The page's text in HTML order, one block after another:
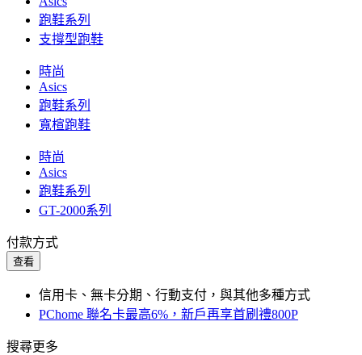
跑鞋系列
支撐型跑鞋
時尚
Asics
跑鞋系列
寬楦跑鞋
時尚
Asics
跑鞋系列
GT-2000系列
付款方式
查看
信用卡、無卡分期、行動支付，與其他多種方式
PChome 聯名卡最高6%，新戶再享首刷禮800P
搜尋更多